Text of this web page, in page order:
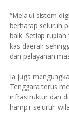
“Melalui sistem
berharap seluruh
baik. Setiap
kas daerah
dan pelayanan
Ia juga
Tenggara terus
infrastruktur dan
hampir seluruh